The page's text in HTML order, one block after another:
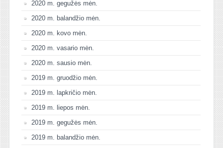
2020 m. gegužės mėn.
2020 m. balandžio mėn.
2020 m. kovo mėn.
2020 m. vasario mėn.
2020 m. sausio mėn.
2019 m. gruodžio mėn.
2019 m. lapkričio mėn.
2019 m. liepos mėn.
2019 m. gegužės mėn.
2019 m. balandžio mėn.